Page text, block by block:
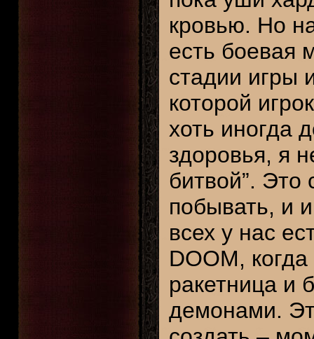
кровью. Но
есть боевая
стадии игры
которой
хоть иногда
здоровья, я
битвой”. Это
побывать, и
всех у нас
DOOM,
ракетница и
демонами.